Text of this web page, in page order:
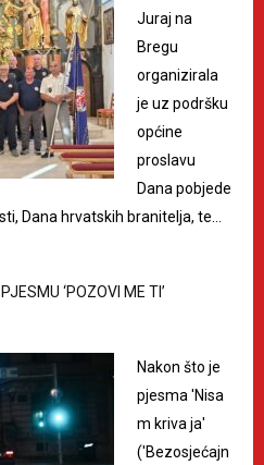
Juraj na
Bregu
organizirala
je uz podršku
općine
proslavu
Dana pobjede
Dana hrvatskih branitelja, te…
‘POZOVI ME TI’
Nakon što je
pjesma 'Nisa
m kriva ja'
('Bezosjećajn